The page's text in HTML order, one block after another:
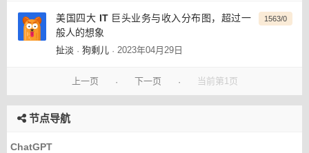
美国四大 IT 巨头业务与收入分布图，超过一
般人的想象
扯淡 · 狗剩儿 · 2023年04月29日
1563/0
上一页 · 下一页 · 当前第1页
节点导航
ChatGPT